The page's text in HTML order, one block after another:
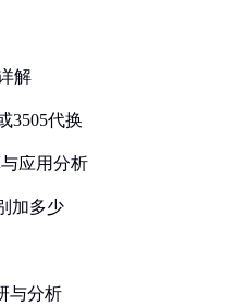
解
3505代换
应用分析
加多少
与分析